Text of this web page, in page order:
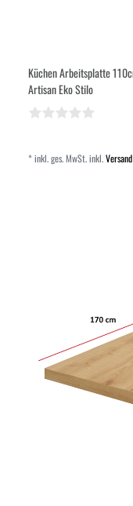
Küchen Arbeitsplatte
Artisan Eko Stilo
*inkl. ges. MwSt.inkl.